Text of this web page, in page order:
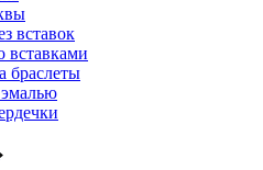
вставок
вставками
браслеты